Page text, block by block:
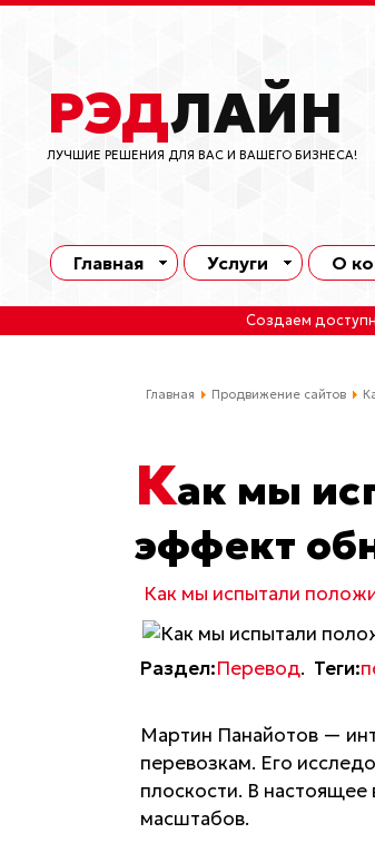
РЭДЛАЙН
ЛУЧШИЕ РЕШЕНИЯ ДЛЯ ВАС И ВАШЕГО БИЗНЕСА!
Главная Услуги О
Создаем
Главная Продвижение сайтов
Как мы
эффект
Как мы испытали
Раздел:Перевод. Теги:
Мартин Панайотов —
перевозкам. Его
плоскости. В
масштабов.